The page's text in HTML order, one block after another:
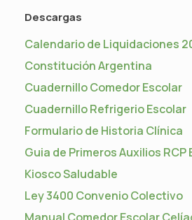
Descargas
Calendario de Liquidaciones
Constitución Argentina
Cuadernillo Comedor Escolar
Cuadernillo Refrigerio Escolar
Formulario de Historia Clínica
Guia de Primeros Auxilios RCP
Kiosco Saludable
Ley 3400 Convenio Colectivo